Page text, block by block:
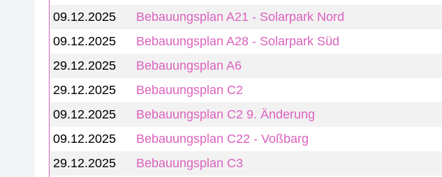
09.12.2025
Bebauungsplan A21 - Solarpark Nord
09.12.2025
Bebauungsplan A28 - Solarpark Süd
29.12.2025
Bebauungsplan A6
29.12.2025
Bebauungsplan C2
09.12.2025
Bebauungsplan C2 9. Änderung
09.12.2025
Bebauungsplan C22 - Voßbarg
29.12.2025
Bebauungsplan C3